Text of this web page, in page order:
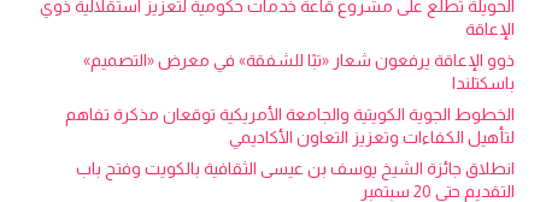
الحويلة تطلع على مشروع قاعة خدمات حكومية لتعزيز استقلالية ذوي
الإعاقة
ذوو الإعاقة يرفعون شعار «تبًا للشفقة» في معرض «التصميم»
باسكتلندا
الخطوط الجوية الكويتية والجامعة الأمريكية توقعان مذكرة تفاهم
لتأهيل الكفاءات وتعزيز التعاون الأكاديمي
انطلاق جائزة الشيخ يوسف بن عيسى الثقافية بالكويت وفتح باب
التقديم حتى 20 سبتمبر